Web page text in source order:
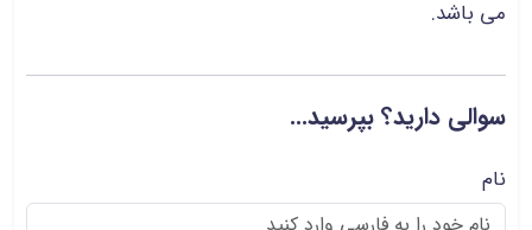
می باشد.
سوالی دارید؟ بپرسید...
نام